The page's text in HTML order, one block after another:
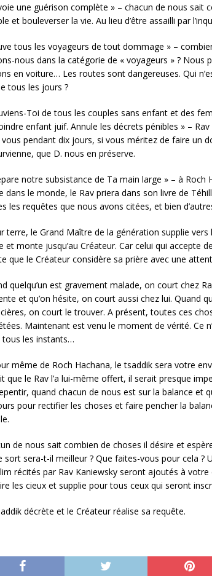
une guérison complète » – chacun de nous sait
et bouleverser la vie. Au lieu d’être assailli par
tous les voyageurs de tout dommage » –
nous dans la catégorie de « voyageurs » ? Nous
en voiture… Les routes sont dangereuses. Qui
tous les jours ?
Toi de tous les couples sans enfant et des
enfant juif. Annule les décrets pénibles » –
pendant dix jours, si vous méritez de faire un
que D. nous en préserve.
notre subsistance de Ta main large » – à Roch
dans le monde, le Rav priera dans son livre de
les requêtes que nous avons citées, et bien
terre, le Grand Maître de la génération supplie
et monte jusqu’au Créateur. Car celui qui accepte
que le Créateur considère sa prière avec une
quelqu’un est gravement malade, on court chez
et qu’on hésite, on court aussi chez lui. Quand
on court le trouver. A présent, toutes ces
Maintenant est venu le moment de vérité. Ce
tous les instants…
même de Roch Hachana, le tsaddik sera votre
que le Rav l’a lui-même offert, il serait presque
quand chacun de nous est sur la balance et
pour rectifier les choses et faire pencher la
de nous sait combien de choses il désire et
sort sera-t-il meilleur ? Que faites-vous pour cela ?
récités par Rav Kaniewsky seront ajoutés à
les cieux et supplie pour tous ceux qui seront
décrète et le Créateur réalise sa requête.